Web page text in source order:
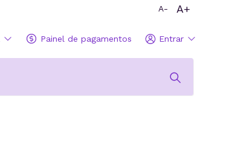
A- A+
Painel de pagamentos Entrar